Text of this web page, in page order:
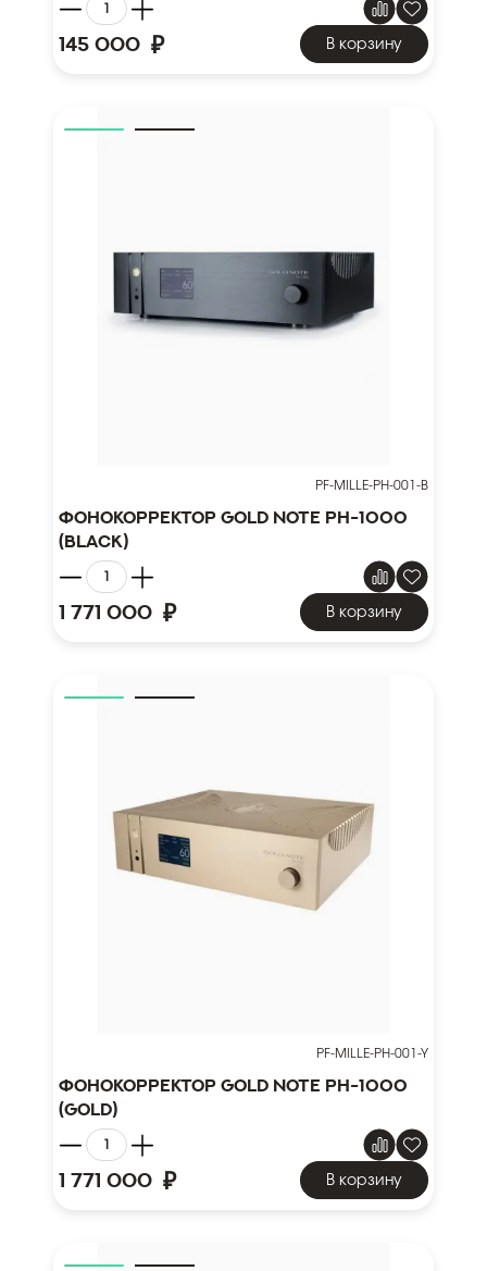
145 000 ₽ В корзину
PF-MILLE-PH-001-B
Фонокорректор Gold Note PH-1000
(black)
1 771 000 ₽ В корзину
PF-MILLE-PH-001-Y
Фонокорректор Gold Note PH-1000
(Gold)
1 771 000 ₽ В корзину